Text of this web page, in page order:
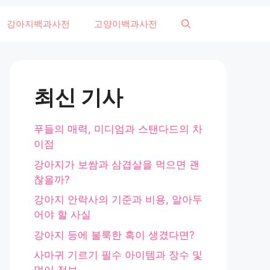
강아지백과사전 고양이백과사전
최신 기사
푸들의 매력, 미디엄과 스탠다드의 차
이점
강아지가 보쌈과 삼겹살을 먹으면 괜
찮을까?
강아지 안락사의 기준과 비용, 알아두
어야 할 사실
강아지 등에 불룩한 혹이 생겼다면?
사마귀 기르기 필수 아이템과 장수 및